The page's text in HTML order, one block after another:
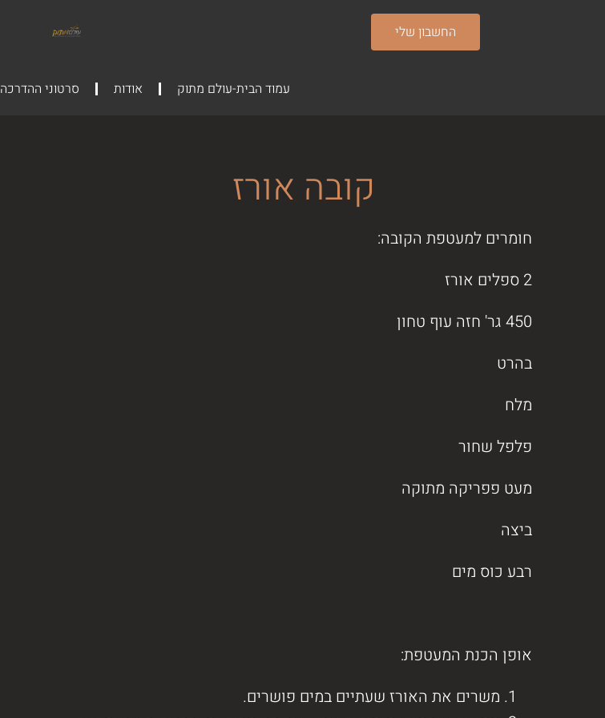
החשבון שלי
עמוד הבית-עולם מתוק אודות סרטוני ההדרכה
קובה אורז
חומרים למעטפת הקובה:
2 ספלים אורז
450 גר' חזה עוף טחון
בהרט
מלח
פלפל שחור
מעט פפריקה מתוקה
ביצה
רבע כוס מים
אופן הכנת המעטפת:
משרים את האורז שעתיים במים פושרים.